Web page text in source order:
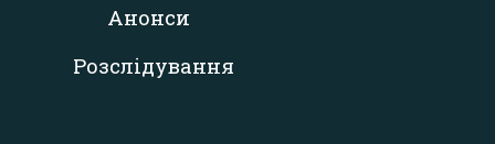
Анонси
Розслідування